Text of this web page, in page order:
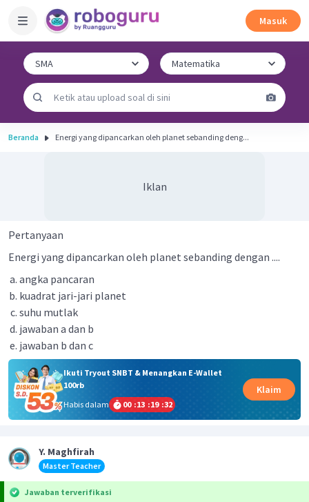
Masuk
Beranda Energi yang dipancarkan oleh planet sebanding deng...
Iklan
Pertanyaan
Energi yang dipancarkan oleh planet sebanding dengan ....
angka pancaran
kuadrat jari-jari planet
suhu mutlak
jawaban a dan b
jawaban b dan c
Ikuti Tryout SNBT & Menangkan E-Wallet
100rb
Habis dalam
00 :13 :19 :32
Klaim
Y. Maghfirah
Master Teacher
Jawaban terverifikasi